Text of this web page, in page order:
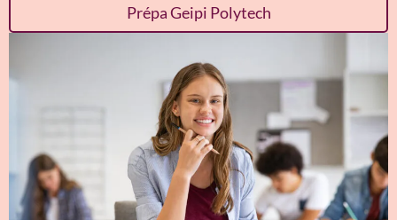
Prépa Geipi Polytech